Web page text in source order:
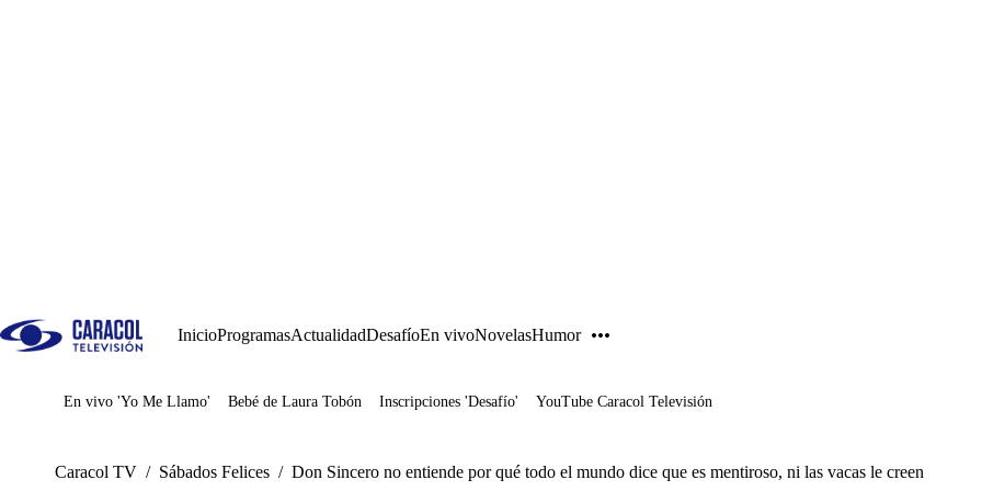
InicioProgramasActualidadDesafíoEn vivoNovelasHumor
Juegos
En vivo 'Yo Me Llamo' Bebé de Laura Tobón Inscripciones 'Desafío' YouTube Caracol Televisión
Caracol TV / Sábados Felices / Don Sincero no entiende por qué todo el mundo dice que es mentiroso, ni las vacas le creen